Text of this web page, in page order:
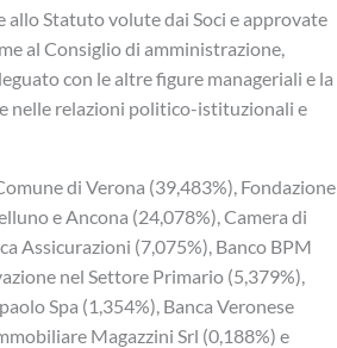
allo Statuto volute dai Soci e approvate
al Consiglio di amministrazione,
con le altre figure manageriali e la
nelle relazioni politico-istituzionali e
di Verona (39,483%), Fondazione
e Ancona (24,078%), Camera di
Assicurazioni (7,075%), Banco BPM
nel Settore Primario (5,379%),
Spa (1,354%), Banca Veronese
Magazzini Srl (0,188%) e